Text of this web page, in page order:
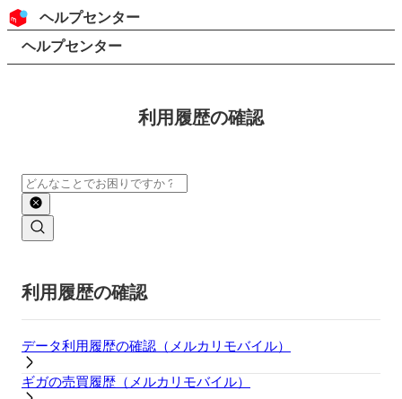
コンテンツにスキップ
ヘッダー
ヘルプセンター
検索
パンくずリスト
ヘルプセンター
利用履歴の確認
検索
利用履歴の確認
データ利用履歴の確認（メルカリモバイル）
ギガの売買履歴（メルカリモバイル）